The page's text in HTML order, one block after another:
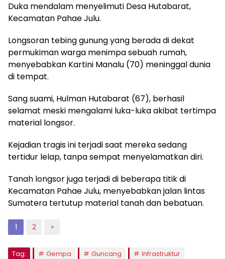
Duka mendalam menyelimuti Desa Hutabarat,
Kecamatan Pahae Julu.
Longsoran tebing gunung yang berada di dekat
permukiman warga menimpa sebuah rumah,
menyebabkan Kartini Manalu (70) meninggal dunia
di tempat.
Sang suami, Hulman Hutabarat (67), berhasil
selamat meski mengalami luka-luka akibat tertimpa
material longsor.
Kejadian tragis ini terjadi saat mereka sedang
tertidur lelap, tanpa sempat menyelamatkan diri.
Tanah longsor juga terjadi di beberapa titik di
Kecamatan Pahae Julu, menyebabkan jalan lintas
Sumatera tertutup material tanah dan bebatuan.
1 2 »
Tag: Gempa Guncang
Infrastruktur